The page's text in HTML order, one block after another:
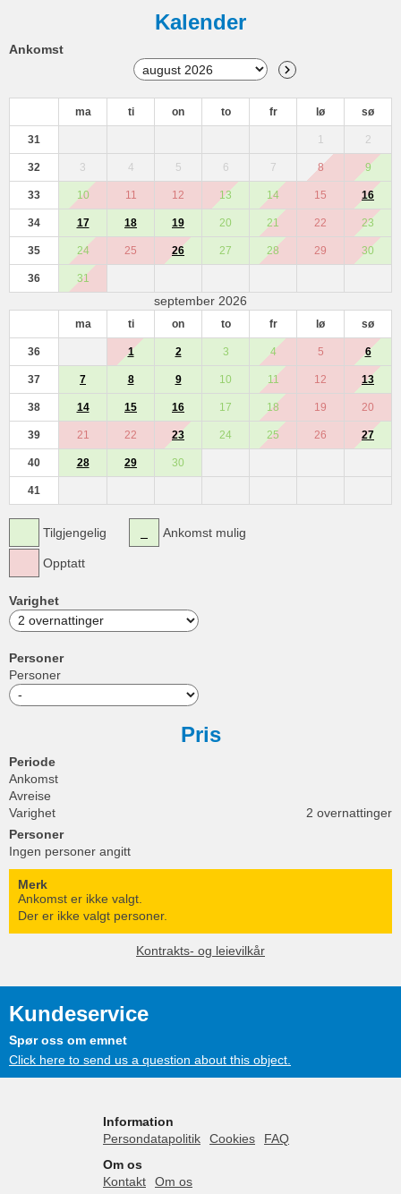
Kalender
Ankomst
ma ti on to fr lø sø
31 1 2
32 3 4 5 6 7 8 9
33 10 11 12 13 14 15 16
34 17 18 19 20 21 22 23
35 24 25 26 27 28 29 30
36 31
september 2026
ma ti on to fr lø sø
36 1 2 3 4 5 6
37 7 8 9 10 11 12 13
38 14 15 16 17 18 19 20
39 21 22 23 24 25 26 27
40 28 29 30
41
Tilgjengelig
Opptatt
Ankomst mulig
Varighet
Personer
Personer
Pris
Periode
Ankomst
Avreise
Varighet
2 overnattinger
Personer
Ingen personer angitt
Merk
Ankomst er ikke valgt.
Der er ikke valgt personer.
Kontrakts- og leievilkår
Kundeservice
Spør oss om emnet
Click here to send us a question about this object.
Information
Persondatapolitik
Cookies
FAQ
Om os
Kontakt
Om os